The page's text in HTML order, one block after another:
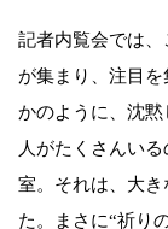
記者内覧会では
が集まり、注目
かのように、沈黙
人がたくさんい
室。それは、大
た。まさに“祈り